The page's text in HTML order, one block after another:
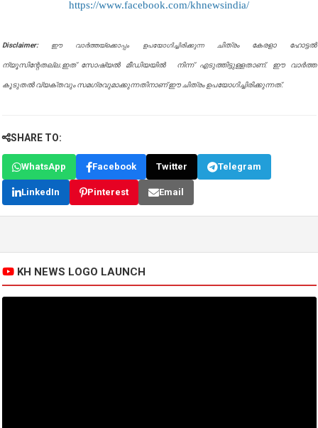
https://www.facebook.com/khnewsindia/
Disclaimer: ഈ വാർത്തയ്ക്കൊപ്പം ഉപയോഗിച്ചിരിക്കുന്ന ചിത്രം കേരളാ ഹോട്ടൽ
ന്യൂസിന്റേതല്ല.ഇത് സോഷ്യൽ മീഡിയയിൽ നിന്ന് എടുത്തിട്ടുള്ളതാണ്. ഈ വാർത്ത
കൂടുതൽ വ്യക്തവും സമഗ്രവുമാക്കുന്നതിനാണ് ഈ ചിത്രം ഉപയോഗിച്ചിരിക്കുന്നത്.
SHARE TO:
WhatsApp Facebook Twitter Telegram
LinkedIn Pinterest Email
KH NEWS LOGO LAUNCH